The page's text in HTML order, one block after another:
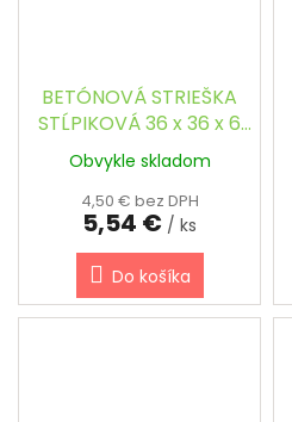
BETÓNOVÁ STRIEŠKA
STĹPIKOVÁ 36 x 36 x 6
cm - ŠTVORCOVÁ,
ŠIKMÁ
Obvykle skladom
4,50 € bez DPH
5,54 € / ks
Do košíka